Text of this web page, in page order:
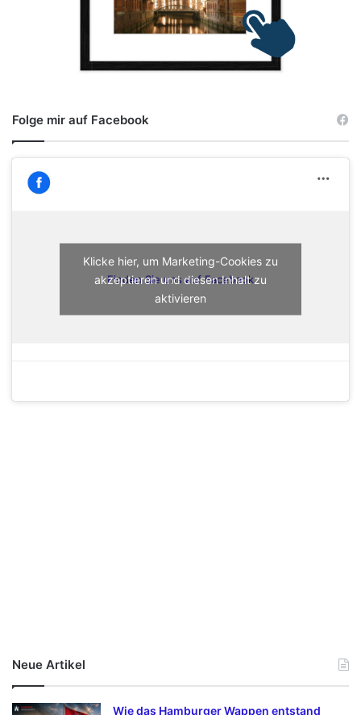
Folge mir auf Facebook
Finden Sie uns auf Facebook
Klicke hier, um Marketing-Cookies zu
akzeptieren und diesen Inhalt zu
aktivieren
Neue Artikel
Wie das Hamburger Wappen entstand